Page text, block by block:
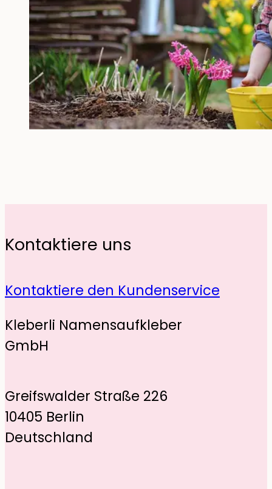
Kontaktiere uns
Kontaktiere den Kundenservice
Kleberli Namensaufkleber
GmbH
Greifswalder Straße 226
10405 Berlin
Deutschland